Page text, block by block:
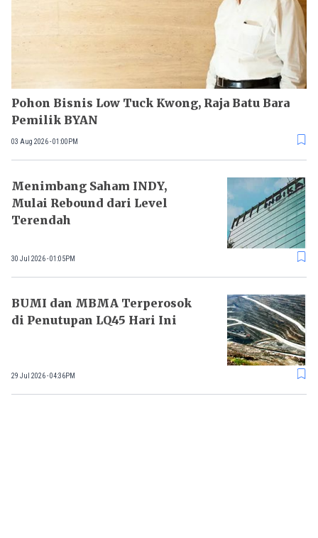
Pohon Bisnis Low Tuck Kwong, Raja Batu Bara
Pemilik BYAN
03 Aug 2026 - 01:00PM
Menimbang Saham INDY,
Mulai Rebound dari Level
Terendah
30 Jul 2026 - 01:05PM
BUMI dan MBMA Terperosok
di Penutupan LQ45 Hari Ini
29 Jul 2026 - 04:36PM